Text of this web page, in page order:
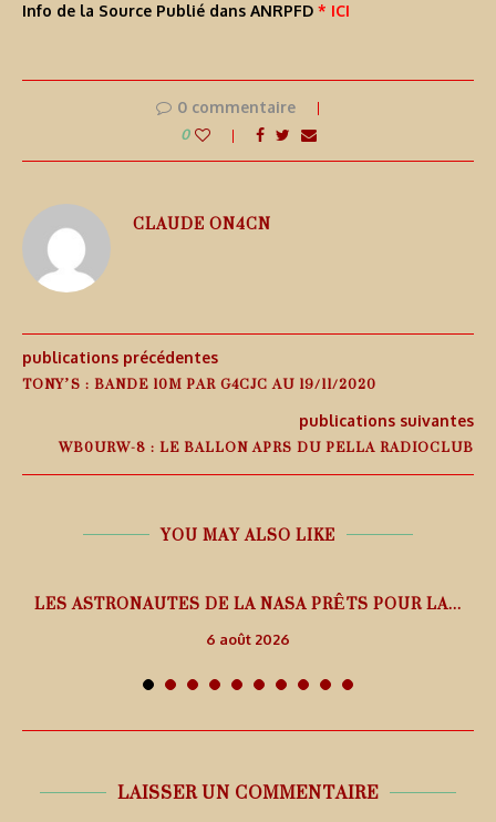
Info de la Source Publié dans ANRPFD * ICI
0 commentaire
0
CLAUDE ON4CN
publications précédentes
TONY’S : BANDE 10M PAR G4CJC AU 19/11/2020
publications suivantes
WB0URW-8 : LE BALLON APRS DU PELLA RADIOCLUB
YOU MAY ALSO LIKE
LES ASTRONAUTES DE LA NASA PRÊTS POUR LA...
6 août 2026
LAISSER UN COMMENTAIRE